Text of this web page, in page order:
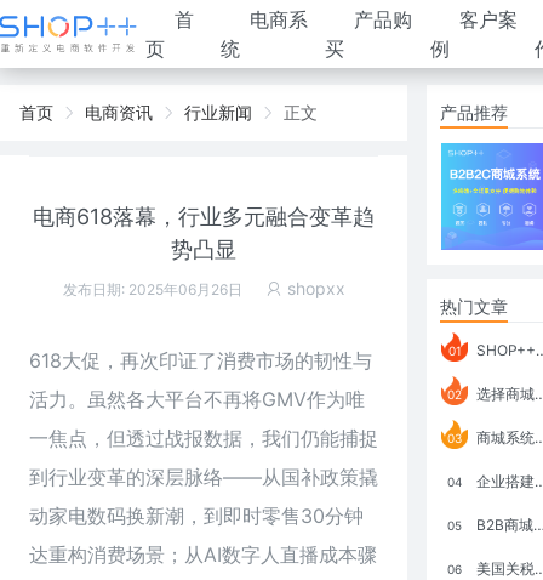
首
页
电商系
统
产品购
买
客户案
例
首页 电商资讯 行业新闻 正文
电商618落幕，行业多元融合变革趋
势凸显
发布日期: 2025年06月26日 shopxx
618大促，再次印证了消费市场的韧性与
活力。虽然各大平台不再将GMV作为唯
一焦点，但透过战报数据，我们仍能捕捉
到行业变革的深层脉络——从国补政策撬
动家电数码换新潮，到即时零售30分钟
达重构消费场景；从AI数字人直播成本骤
产品推荐
热门文章
01 SHOP++ B2B2C V9.1 全新发布 新亮点
02 选择商城系统要考虑哪些问题？
03 商城系统如何打通跨境电商模式？
04 企业搭建积分商城系统要注意什么？
05 B2B商城系统搭建：开发语言、功能、优势分析
06 美国关税政策冲击全球电商格局：五大类平台受重创，转型与自救成关键